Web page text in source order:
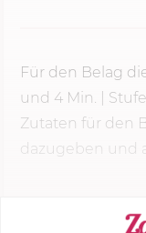
Für den Belag
und 4 Min.
Zutaten für den
dazugeben und